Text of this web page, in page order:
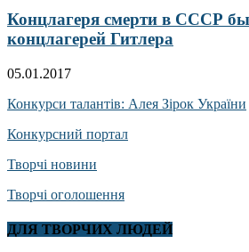
Концлагеря смерти в СССР
концлагерей Гитлера
05.01.2017
Конкурси талантів: Алея Зірок України
Конкурсний портал
Творчі новини
Творчі оголошення
ДЛЯ ТВОРЧИХ ЛЮДЕЙ